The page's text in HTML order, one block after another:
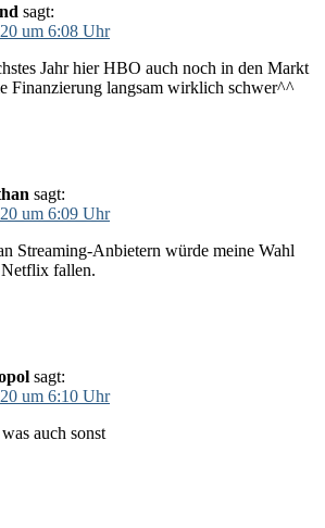
sagt:
um 6:08 Uhr
Jahr hier HBO auch noch in den Markt
Finanzierung langsam wirklich schwer^^
sagt:
um 6:09 Uhr
Streaming-Anbietern würde meine Wahl
fallen.
sagt:
um 6:10 Uhr
auch sonst